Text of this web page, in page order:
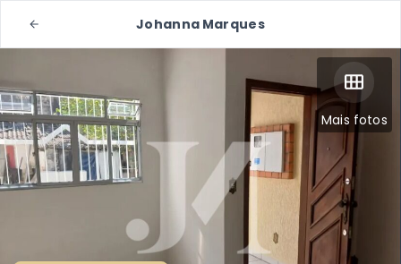
Johanna Marques
Mais fotos